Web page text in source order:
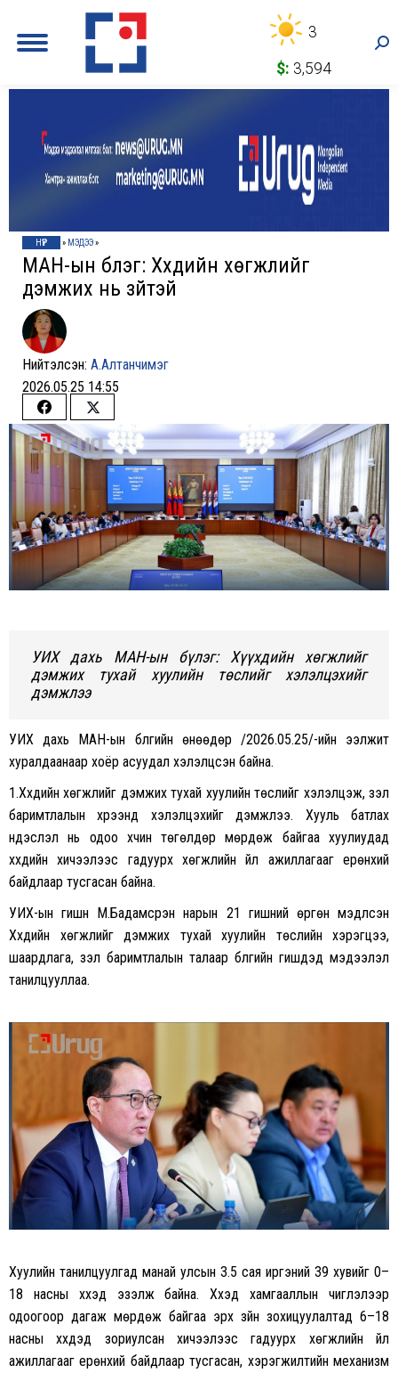
3
$: 3,594
НҮҮР » МЭДЭЭ»
МАН-ын бүлэг: Хүүхдийн хөгжлийг
дэмжих нь зүйтэй
Нийтэлсэн: А.Алтанчимэг
2026.05.25 14:55
Share
on
Facebook
Share
on
Twitter
УИХ дахь МАН-ын бүлэг: Хүүхдийн хөгжлийг
дэмжих тухай хуулийн төслийг хэлэлцэхийг
дэмжлээ
УИХ дахь МАН-ын бүлгийн өнөөдөр /2026.05.25/-ийн ээлжит
хуралдаанаар хоёр асуудал хэлэлцсэн байна.
1.Хүүхдийн хөгжлийг дэмжих тухай хуулийн төслийг хэлэлцэж, үзэл
баримтлалын хүрээнд хэлэлцэхийг дэмжлээ. Хууль батлах
үндэслэл нь одоо хүчин төгөлдөр мөрдөж байгаа хуулиудад
хүүхдийн хичээлээс гадуурх хөгжлийн үйл ажиллагааг ерөнхий
байдлаар тусгасан байна.
УИХ-ын гишүүн М.Бадамсүрэн нарын 21 гишүүний өргөн мэдүүлсэн
Хүүхдийн хөгжлийг дэмжих тухай хуулийн төслийн хэрэгцээ,
шаардлага, үзэл баримтлалын талаар бүлгийн гишүүдэд мэдээлэл
танилцууллаа.
Хуулийн танилцуулгад манай улсын 3.5 сая иргэний 39 хувийг 0–
18 насны хүүхэд эзэлж байна. Хүүхэд хамгааллын чиглэлээр
одоогоор дагаж мөрдөж байгаа эрх зүйн зохицуулалтад 6–18
насны хүүхдэд зориулсан хичээлээс гадуурх хөгжлийн үйл
ажиллагааг ерөнхий байдлаар тусгасан, хэрэгжилтийн механизм